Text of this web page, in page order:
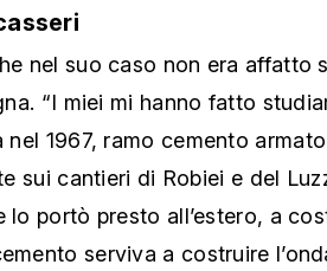
nel suo caso non era affatto
“I miei mi hanno fatto
1967, ramo cemento
sui cantieri di Robiei e del
lo portò presto all’estero, a
serviva a costruire